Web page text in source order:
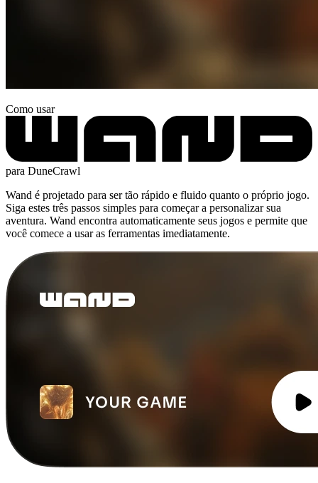
Como usar
para DuneCrawl
Wand é projetado para ser tão rápido e fluido quanto o próprio jogo.
Siga estes três passos simples para começar a personalizar sua
aventura. Wand encontra automaticamente seus jogos e permite que
você comece a usar as ferramentas imediatamente.